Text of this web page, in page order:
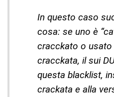
In questo caso
cosa: se uno è
cracckato o usato
cracckata, il sui
questa blacklist,
crackata e alla